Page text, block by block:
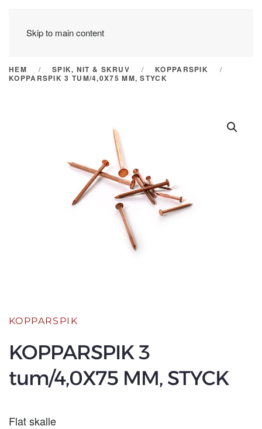
Skip to main content
HEM SPIK, NIT & SKRUV
KOPPARSPIK
KOPPARSPIK 3 TUM/4,0X75 MM, STYCK
KOPPARSPIK
KOPPARSPIK 3
tum/4,0X75 MM, STYCK
Flat skalle